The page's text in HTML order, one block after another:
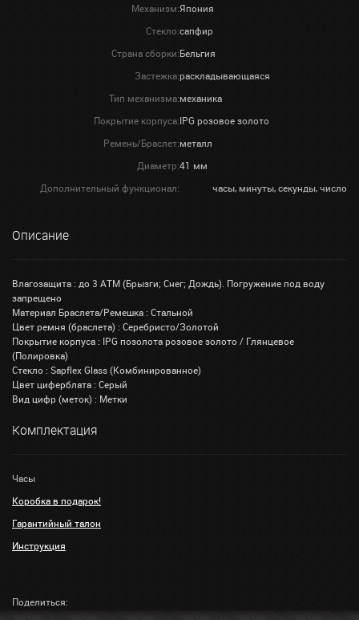
Механизм:Япония
Стекло:сапфир
Страна сборки:Бельгия
Застежка:раскладывающаяся
Тип механизма:механика
Покрытие корпуса:IPG розовое золото
Ремень/Браслет:металл
Диаметр:41 мм
Дополнительный функционал:
часы, минуты, секунды, число
Описание
Влагозащита : до 3 АТМ (Брызги; Снег; Дождь). Погружение под воду
запрещено
Материал Браслета/Ремешка : Стальной
Цвет ремня (браслета) : Серебристо/Золотой
Покрытие корпуса : IPG позолота розовое золото / Глянцевое
(Полировка)
Стекло : Sapflex Glass (Комбинированное)
Цвет циферблата : Серый
Вид цифр (меток) : Метки
Комплектация
Часы
Коробка в подарок!
Гарантийный талон
Инструкция
Поделиться: